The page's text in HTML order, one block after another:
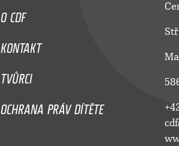
O CDF
KONTAKT
TVŮRCI
OCHRANA PRÁV DÍTĚTE